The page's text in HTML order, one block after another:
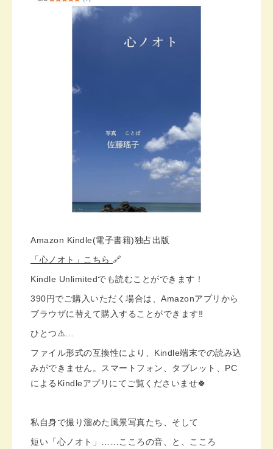
Amazon Kindle(電子書籍)独占出版
「心ノオト」こちら 🔗
Kindle Unlimitedでも読むことができます！
390円でご購入いただく場合は、Amazonアプリから
ブラウザに替えて購入することができます‼️
ひとつ⚠️…
ファイル形式の互換性により、Kindle端末での読み込
みができません。スマートフォン、タブレット、PC
によるKindleアプリにてご覧くださいませ🍀
私自身で撮り溜めた風景写真たち、そして
短い「心ノオト」……こころの音、と、こころ